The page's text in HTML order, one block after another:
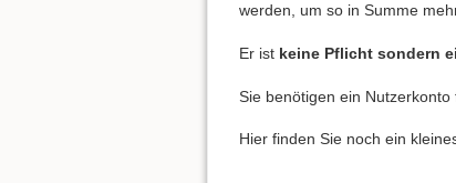
werden, um so in Summe
Er ist keine Pflicht sondern
Sie benötigen ein
Hier finden Sie noch ein